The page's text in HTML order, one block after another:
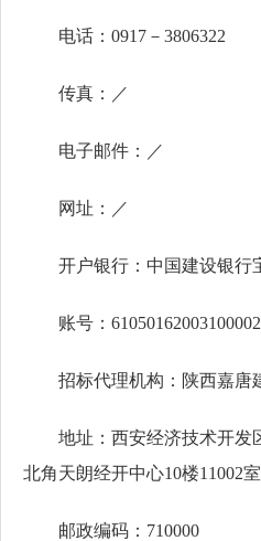
电话： 0917－3806322
传真： ／
电子邮件： ／
网址： ／
开户银行： 中国建设银行
账号：
招标代理机构：陕西嘉唐
地址：西安经济技术开发
北角天朗经开中心10楼11002室
邮政编码： 710000